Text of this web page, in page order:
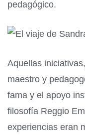
pedagógico.
Aquellas
maestro y
fama y el apoyo
filosofía Reggio
experiencias eran